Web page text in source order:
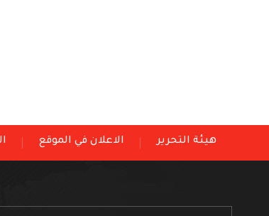
هيئة التحرير الاعلان في الموقع